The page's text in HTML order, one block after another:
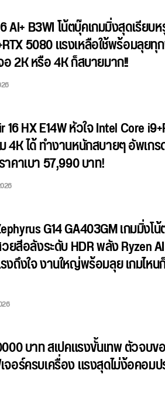
AI+ B3WI โน้ตบุ๊คเกมมิ่งสุดเรียบ
5080 แรงเหลือใช้พร้อมลุย
2K หรือ 4K ก็สบายมาก!!
HX E14W หัวใจ Intel Core
4K ได้ ทำงานหนักสบายๆ อัพเกร
คาเบา 57,990 บาท!
G14 GA403GM เกมมิ่งโ
ยสีอลังระดับ HDR พลัง Ryzen
งถึงใจ งานใหญ่พร้อมลุย เกมไห
บาท สเปคแรงขั้นเทพ ตัวจบข
จอร์ครบเครื่อง แรงสุดไม่ง้อคอม